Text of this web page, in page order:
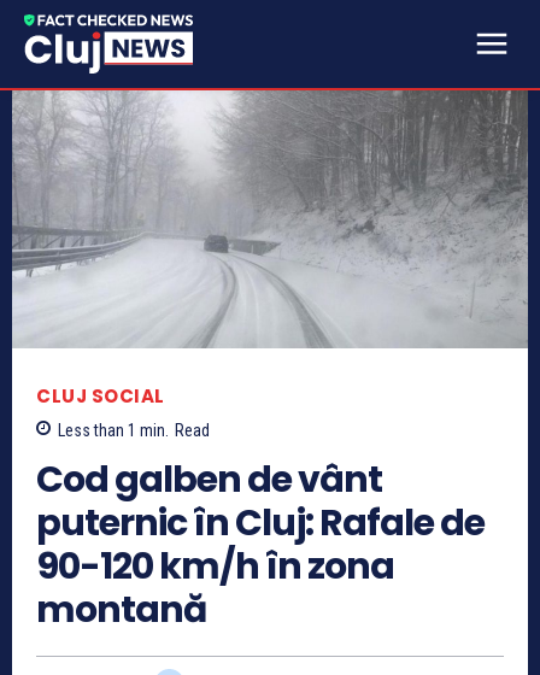
CLUJ SOCIAL
Less than 1 min. Read
Cod galben de vânt
puternic în Cluj: Rafale de
90-120 km/h în zona
montană